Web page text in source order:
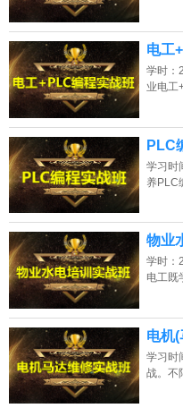
电工
学时：
业电工
PLC
学习时
养PLC
物业
学时：
电工既
电机
学习时
战。不